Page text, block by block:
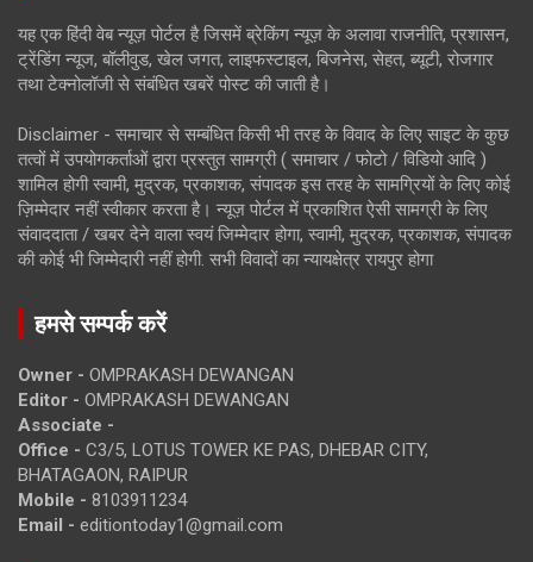
यह एक हिंदी वेब न्यूज़ पोर्टल है जिसमें ब्रेकिंग न्यूज़ के अलावा राजनीति, प्रशासन,
ट्रेंडिंग न्यूज, बॉलीवुड, खेल जगत, लाइफस्टाइल, बिजनेस, सेहत, ब्यूटी, रोजगार
तथा टेक्नोलॉजी से संबंधित खबरें पोस्ट की जाती है।
Disclaimer - समाचार से सम्बंधित किसी भी तरह के विवाद के लिए साइट के कुछ
तत्वों में उपयोगकर्ताओं द्वारा प्रस्तुत सामग्री ( समाचार / फोटो / विडियो आदि )
शामिल होगी स्वामी, मुद्रक, प्रकाशक, संपादक इस तरह के सामग्रियों के लिए कोई
ज़िम्मेदार नहीं स्वीकार करता है। न्यूज़ पोर्टल में प्रकाशित ऐसी सामग्री के लिए
संवाददाता / खबर देने वाला स्वयं जिम्मेदार होगा, स्वामी, मुद्रक, प्रकाशक, संपादक
की कोई भी जिम्मेदारी नहीं होगी. सभी विवादों का न्यायक्षेत्र रायपुर होगा
हमसे सम्पर्क करें
Owner - OMPRAKASH DEWANGAN
Editor - OMPRAKASH DEWANGAN
Associate -
Office - C3/5, LOTUS TOWER KE PAS, DHEBAR CITY,
BHATAGAON, RAIPUR
Mobile - 8103911234
Email - editiontoday1@gmail.com